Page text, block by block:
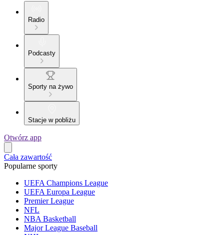
Radio
Podcasty
Sporty na żywo
Stacje w pobliżu
Otwórz app
Cała zawartość
Popularne sporty
UEFA Champions League
UEFA Europa League
Premier League
NFL
NBA Basketball
Major League Baseball